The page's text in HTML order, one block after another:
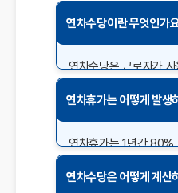
연차수당이란 무엇인가
연차수당은 근로자가
근로기준법에 따라 사용
있을 경우, 회사는 이를
이는 근로자의 권리로
회사의 사정으로 연차를
연차휴가는 어떻게 발생
연차휴가는 1년간 80%
따라 1년 미만 근로자는
연차수당은 어떻게 계산